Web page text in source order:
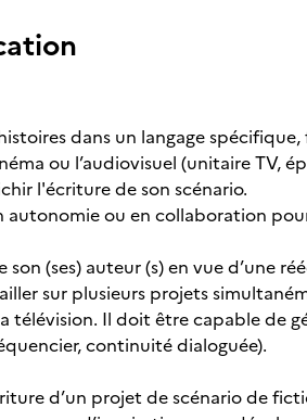
dans un langage
ou l’audiovisuel (unitaire TV,
l'écriture de son scénario.
ou en collaboration
(ses) auteur (s) en vue d’une
sur plusieurs projets
télévision. Il doit être capable de
continuité dialoguée).
d’un projet de scénario de